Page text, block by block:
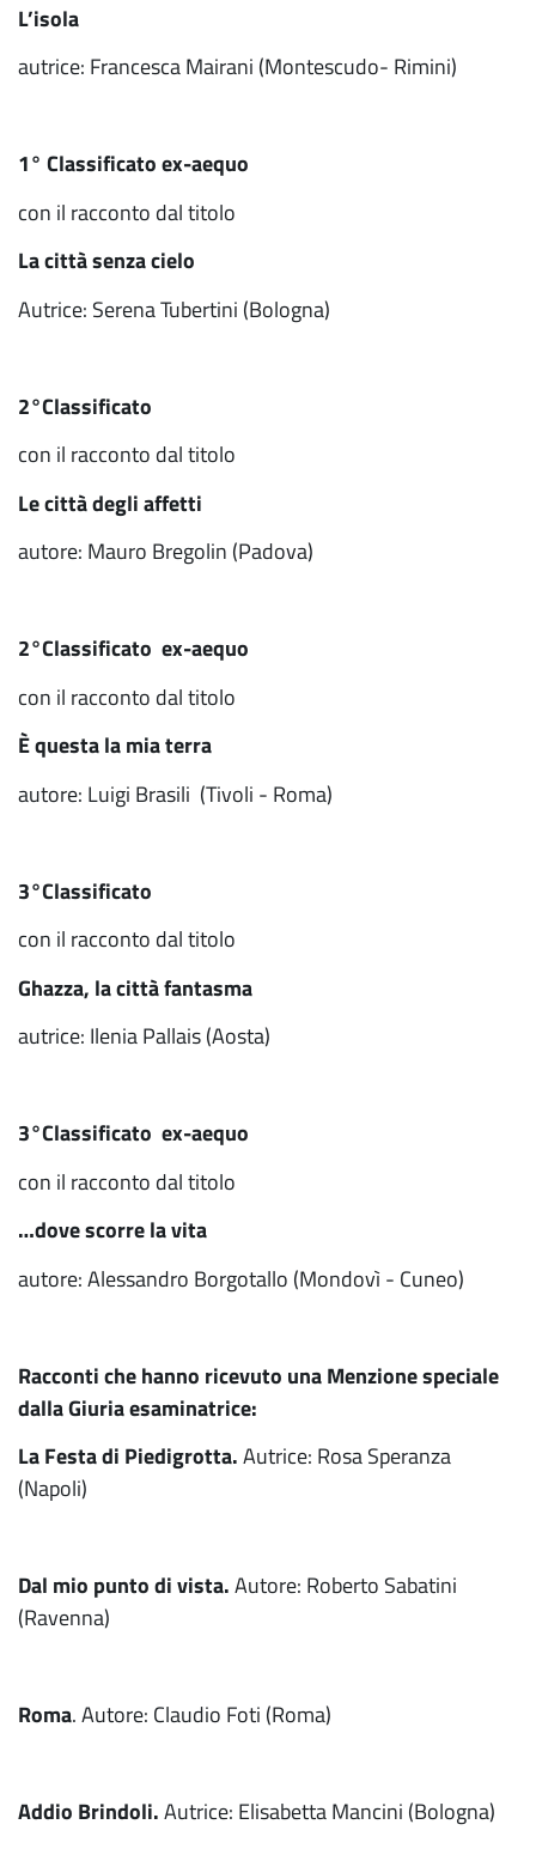
L’isola
autrice: Francesca Mairani (Montescudo- Rimini)
1° Classificato ex-aequo
con il racconto dal titolo
La città senza cielo
Autrice: Serena Tubertini (Bologna)
2°Classificato
con il racconto dal titolo
Le città degli affetti
autore: Mauro Bregolin (Padova)
2°Classificato ex-aequo
con il racconto dal titolo
È questa la mia terra
autore: Luigi Brasili (Tivoli - Roma)
3°Classificato
con il racconto dal titolo
Ghazza, la città fantasma
autrice: Ilenia Pallais (Aosta)
3°Classificato ex-aequo
con il racconto dal titolo
…dove scorre la vita
autore: Alessandro Borgotallo (Mondovì - Cuneo)
Racconti che hanno ricevuto una Menzione speciale
dalla Giuria esaminatrice:
La Festa di Piedigrotta.Autrice: Rosa Speranza
(Napoli)
Dal mio punto di vista.Autore: Roberto Sabatini
(Ravenna)
Roma. Autore: Claudio Foti (Roma)
Addio Brindoli.Autrice: Elisabetta Mancini (Bologna)